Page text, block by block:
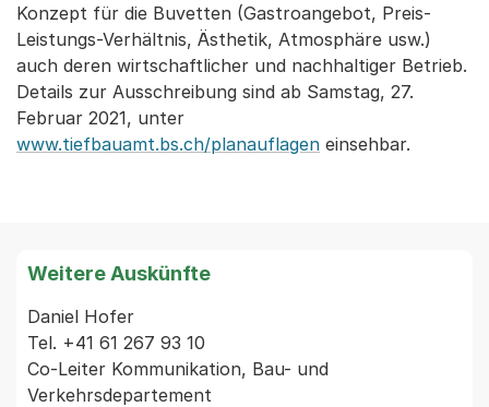
Konzept für die Buvetten (Gastroangebot, Preis-
Leistungs-Verhältnis, Ästhetik, Atmosphäre usw.)
auch deren wirtschaftlicher und nachhaltiger Betrieb.
Details zur Ausschreibung sind ab Samstag, 27.
Februar 2021, unter
www.tiefbauamt.bs.ch/planauflagen einsehbar.
Weitere Auskünfte
Daniel Hofer
Tel. +41 61 267 93 10
Co-Leiter Kommunikation, Bau- und